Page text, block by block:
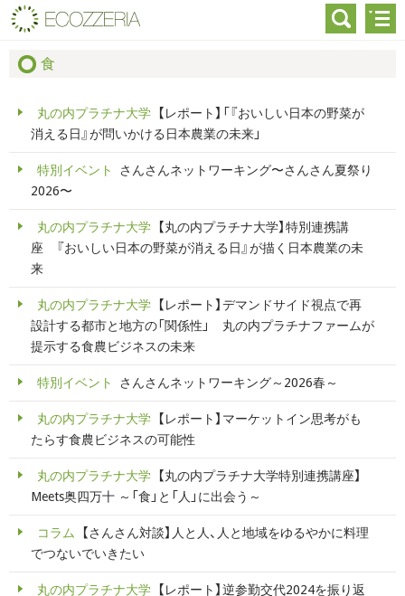
食
丸の内プラチナ大学
【レポート】「『おいしい日本の野菜が
消える日』が問いかける日本農業の未来」
特別イベント
さんさんネットワーキング〜さんさん夏祭り
2026〜
丸の内プラチナ大学
【丸の内プラチナ大学】特別連携講
座 『おいしい日本の野菜が消える日』が描く日本農業の未
来
丸の内プラチナ大学
【レポート】デマンドサイド視点で再
設計する都市と地方の「関係性」 丸の内プラチナファームが
提示する食農ビジネスの未来
特別イベント さんさんネットワーキング～2026春～
丸の内プラチナ大学
【レポート】マーケットイン思考がも
たらす食農ビジネスの可能性
丸の内プラチナ大学
【丸の内プラチナ大学特別連携講座】
Meets奥四万十 ～「食」と「人」に出会う～
コラム
【さんさん対談】人と人、人と地域をゆるやかに料理
でつないでいきたい
丸の内プラチナ大学
【レポート】逆参勤交代2024を振り返